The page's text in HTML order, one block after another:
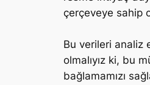
çerçeveye sahip
Bu verileri analiz
olmalıyız ki, bu
bağlamamızı